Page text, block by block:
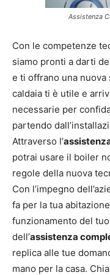
Assistenza
Con le competenze
siamo pronti a darti
e ti offrano una
caldaia ti è utile e
necessarie per
partendo
Attraverso l’
potrai usare il boiler
regole della nuova
Con l’impegno
fa per la tua
funzionamento del
dell’assistenza
replica alle tue
mano per la casa.